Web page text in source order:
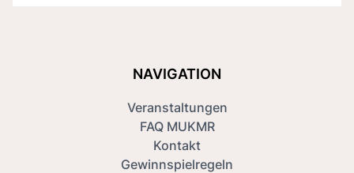
NAVIGATION
Veranstaltungen
FAQ MUKMR
Kontakt
Gewinnspielregeln